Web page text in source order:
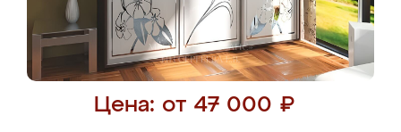
Цена: от 47 000 ₽